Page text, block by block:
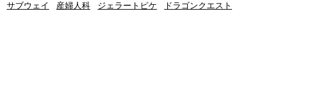
サブウェイ 産婦人科 ジェラートピケ
ドラゴンクエスト